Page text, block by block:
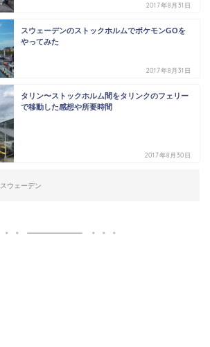
2017年8月31日
スウェーデンのストックホルムでポケモンGOを
やってみた
2017年8月31日
タリン〜ストックホルム間をタリンクのフェリー
で移動した感想や所要時間
2017年8月30日
スウェーデン